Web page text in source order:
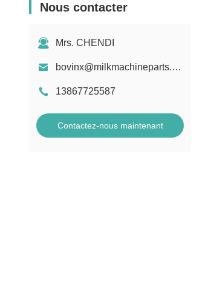
Nous contacter
Mrs. CHENDI
bovinx@milkmachineparts.com
13867725587
Contactez-nous maintenant